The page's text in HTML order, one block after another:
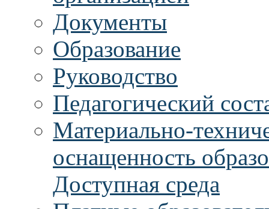
Документы
Образование
Руководство
Педагогический
Материально-
оснащенность
Доступная среда